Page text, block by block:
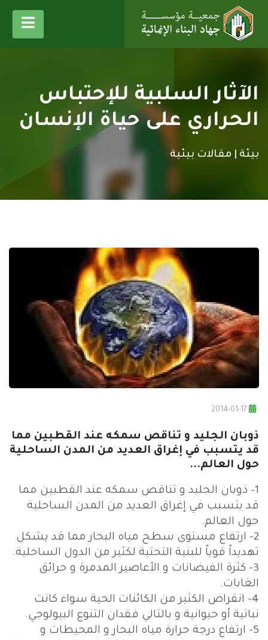
الآثار السلبية للإحتباس
الحراري على حياة الإنسان
بيئة | مقالات بيئية
ذوبان الجليد و تناقص سمكه عند القطبين مما
قد يتسبب في إغراق العديد من المدن الساحلية
حول العالم...
1- ذوبان الجليد و تناقص سمكه عند القطبين مما
قد يتسبب في إغراق العديد من المدن الساحلية
حول العالم.
2- ارتفاع مستوى سطح مياه البحار مما قد يشكل
تهديداً قوياً للبنية التحتية لكثير من الدول الساحلية.
3- كثرة الفيضانات و الأعاصير المدمرة و حرائق
الغابات.
4- انقراض الكثير من الكائنات الحية سواء كانت
نباتية أو حيوانية و بالتالي فقدان التنوع البيولوجي.
5- ارتفاع درجة حرارة مياه البحار و المحيطات و